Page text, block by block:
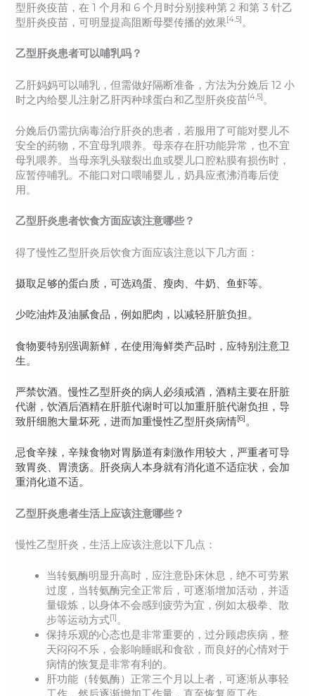
型肝炎疫苗，在 1 个月和 6 个月时分别接种第 2 和第 3 针乙
型肝炎疫苗，可明显提高阻断母婴传播的效果[4,5]。
乙型肝炎患者可以哺乳吗？
乙肝妈妈可以哺乳，但需做好隔断准备，方法为分娩后 12 小
时之内给婴儿注射乙肝丙种球蛋白和乙型肝炎疫苗[4,5] 。
分娩后仍需抗病毒治疗肝炎的患者，若服用了可能对婴儿不
安全的药物，不宜母乳喂养。母亲存在肝功能异常，也不宜
母乳喂养。当母亲乳头皲裂出血或婴儿口腔粘膜有损伤时，
应暂停哺乳。不能口对口喂哺婴儿，奶具应煮沸消毒后使
用。
乙型肝炎患者饮食方面应该注意哪些？
得了慢性乙型肝炎后饮食方面应该注意以下几方面：
摄取足够的蛋白质，可选鸡蛋、瘦肉、牛奶、鱼虾等。
少吃油炸及油腻食品，例如肥肉，以减轻肝脏负担。
食物要特别强调新鲜，在使用海鲜类产品时，应特别注意卫
生。
严禁饮酒。慢性乙型肝炎的病人必须戒酒，酒精主要在肝脏
代谢，饮酒后酒精在肝脏代谢时可以加重肝脏代谢负担，导
致肝细胞大量坏死，进而加重慢性乙型肝炎病情[6]。
忌食辛辣，辛辣食物对胃肠道有刺激作用较大，严重者可导
致胃炎、胃溃疡。肝炎病人本身就有消化道不适症状，会加
重消化道不适。
乙型肝炎患者生活上应该注意哪些？
慢性乙型肝炎，生活上应该注意以下几点：
当转氨酶明显升高时，应注意卧床休息，绝不可劳累
过度，当转氨酶完全正常后，可逐渐增加活动，并适
量锻炼，以身体不会感到疲劳为宜，例如太极拳、散
步等运动方式[1]。
保持乐观的心态也是非常重要的，过分顾虑疾病，整
天闷闷不乐，会影响睡眠和食欲，而良好的心情对于
病情的恢复是非常有利的。
肝功能（转氨酶）正常三个月以上者，可逐渐从事轻